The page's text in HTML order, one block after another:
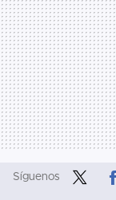
Síguenos